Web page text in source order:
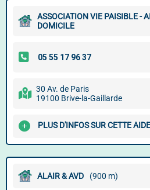
ASSOCIATION VIE PAISIBLE -
DOMICILE
30 Av. de Paris
19100 Brive-la-Gaillarde
PLUS D'INFOS SUR CETTE
ALAIR & AVD (900 m)